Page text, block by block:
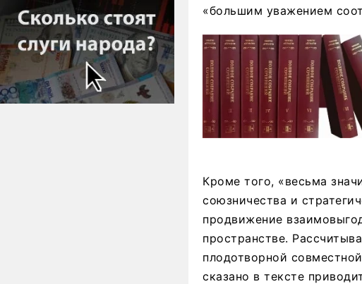
«большим уважением
Кроме того, «весьма
союзничества и
продвижение
пространстве.
плодотворной
сказано в тексте